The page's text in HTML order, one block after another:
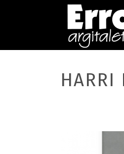
HARRI